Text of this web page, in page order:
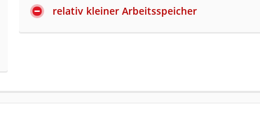
relativ kleiner Arbeitsspeicher